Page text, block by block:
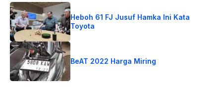
Heboh 61 FJ Jusuf Hamka Ini Kata
Toyota
BeAT 2022 Harga Miring